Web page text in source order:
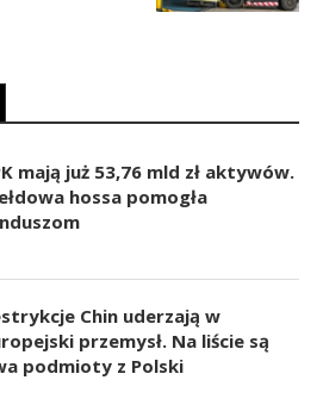
mają już 53,76 mld zł aktywów.
hossa pomogła
Chin uderzają w
przemysł. Na liście są
podmioty z Polski